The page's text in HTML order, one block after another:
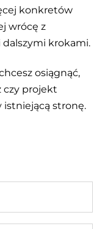
konkretów
wrócę z
krokami.
osiągnąć,
czy projekt
istniejącą stronę.